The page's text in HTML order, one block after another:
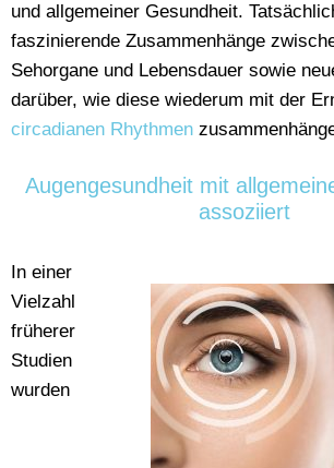
und allgemeiner Gesundheit.
faszinierende Zusammenhänge
Sehorgane und Lebensdauer sowie
darüber, wie diese wiederum mit der
circadianen Rhythmen
Augengesundheit mit
assoziiert
In einer
Vielzahl
früherer
Studien
wurden